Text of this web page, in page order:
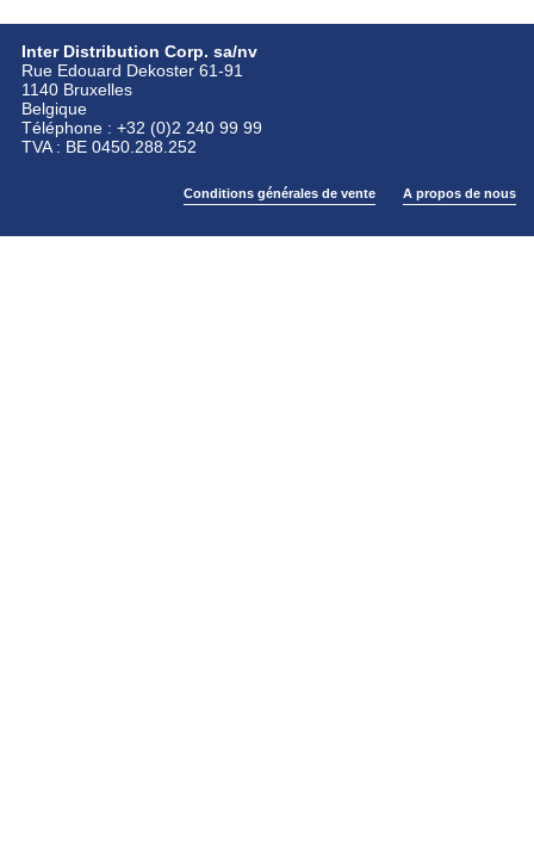
Inter Distribution Corp. sa/nv
Rue Edouard Dekoster 61-91
1140 Bruxelles
Belgique
Téléphone : +32 (0)2 240 99 99
TVA : BE 0450.288.252
Conditions générales de vente A propos de nous